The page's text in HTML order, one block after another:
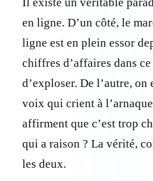
Il existe un véritable
en ligne. D’un côté, le
ligne est en plein essor
chiffres d’affaires dans
d’exploser. De l’autre,
voix qui crient à
affirment que c’est trop
qui a raison ? La vérité,
les deux.